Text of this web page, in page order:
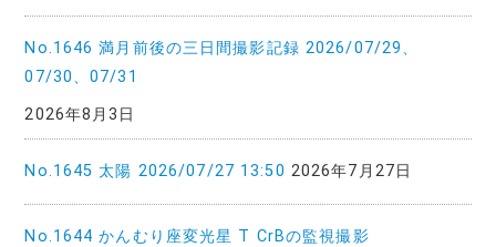
No.1646 満月前後の三日間撮影記録 2026/07/29、
07/30、07/31
2026年8月3日
No.1645 太陽 2026/07/27 13:50 2026年7月27日
No.1644 かんむり座変光星 T CrBの監視撮影